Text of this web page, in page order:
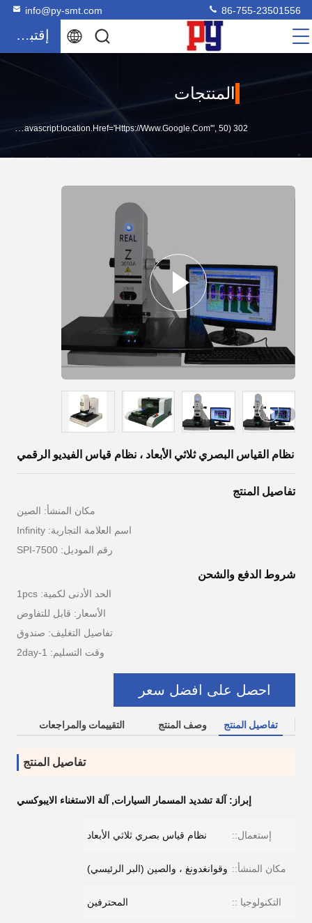
info@py-smt.com 86-755-23501556
إقتباس
المنتجات
نظام القياس البصري ثلاثي الأبعاد ، نظام قياس الفيديو الرقمي
تفاصيل المنتج
مكان المنشأ: الصين
اسم العلامة التجارية: Infinity
رقم الموديل: SPI-7500
شروط الدفع والشحن
الحد الأدنى لكمية: 1pcs
الأسعار: قابل للتفاوض
تفاصيل التغليف: صندوق
وقت التسليم: 1-2day
احصل على افضل سعر
تفاصيل المنتج وصف المنتج التقييمات والمراجعات
تفاصيل المنتج
إبراز: آلة تشديد المسمار السيارات, آلة الاستغناء الايبوكسي
إستعمال:: نظام قياس بصري ثلاثي الأبعاد
مكان المنشأ:: وقوانغدونغ ، والصين (البر الرئيسي)
التكنولوجيا :: المحترفين